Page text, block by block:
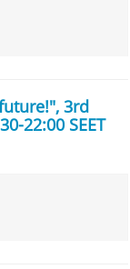
3rd
22:00 SEET